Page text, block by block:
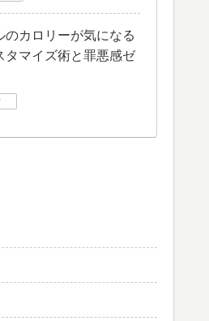
のカロリーが気になる
タマイズ術と罪悪感ゼ